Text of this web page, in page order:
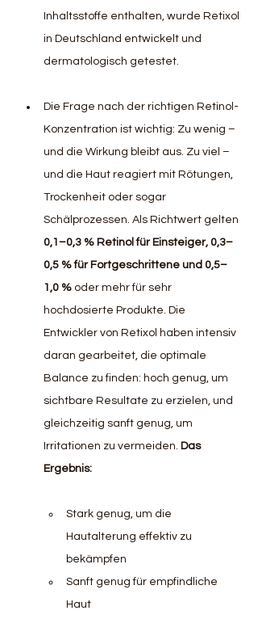
Inhaltsstoffe enthalten, wurde Retixol
in Deutschland entwickelt und
dermatologisch getestet.
Die Frage nach der richtigen Retinol-
Konzentration ist wichtig: Zu wenig –
und die Wirkung bleibt aus. Zu viel –
und die Haut reagiert mit Rötungen,
Trockenheit oder sogar
Schälprozessen. Als Richtwert gelten
0,1–0,3 % Retinol für Einsteiger, 0,3–
0,5 % für Fortgeschrittene und 0,5–
1,0 % oder mehr für sehr
hochdosierte Produkte. Die
Entwickler von Retixol haben intensiv
daran gearbeitet, die optimale
Balance zu finden: hoch genug, um
sichtbare Resultate zu erzielen, und
gleichzeitig sanft genug, um
Irritationen zu vermeiden. Das
Ergebnis:
Stark genug, um die
Hautalterung effektiv zu
bekämpfen
Sanft genug für empfindliche
Haut